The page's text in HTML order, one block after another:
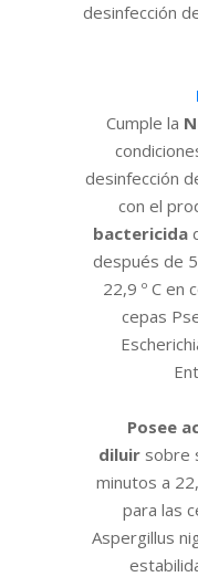
desinfección
Cumple la
desinfección
con el
bactericida
después de
22,9 º C en
cepas
Posee
diluirsobre
minutos a
para las
Aspergillus